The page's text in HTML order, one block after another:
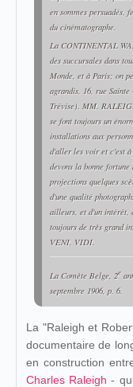
en sommes persuadés,
du cinématographe.
La CONTINENTAL
des succursales dans
Monde, et à Paris; on
agrandis, 16, rue
Trévise). MM.
se font toujours un
installations aux
d'aller les voir et c'est à
devons la bonne
projections quelques
d'une qualité
ailleurs, et d'un intérêt,
toujours de très grand
VENI, VIDI.
La Comète Belge, 2e
septembre 1906, p. 6.
La "Raleigh et
documentaire de
en construction
Charles Raleigh -